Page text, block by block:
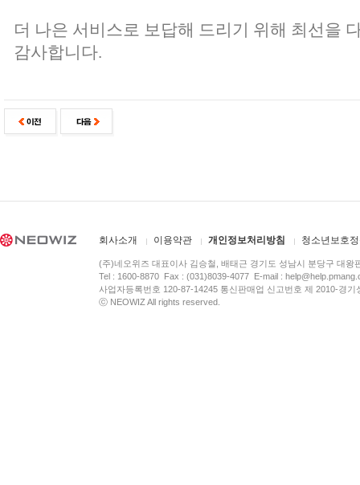
더 나은 서비스로 보답해 드리기 위해 최선을
감사합니다.
회사소개 이용약관 개인정보처리방침 청소년보호
(주)네오위즈 대표이사 김승철, 배태근 경기도 성남시 분당구 대왕
Tel : 1600-8870 Fax : (031)8039-4077 E-mail :
사업자등록번호 120-87-14245 통신판매업 신고번호 제 2010-경
ⓒ NEOWIZ All rights reserved.